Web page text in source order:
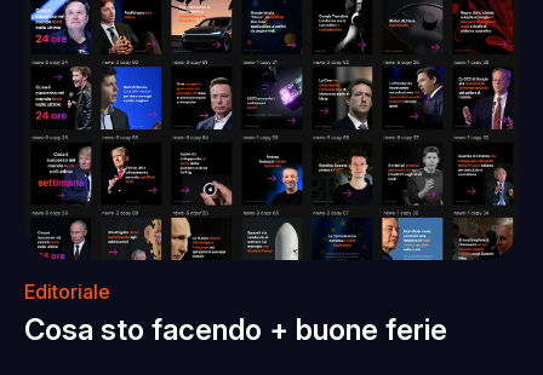
Editoriale
Cosa sto facendo + buone ferie